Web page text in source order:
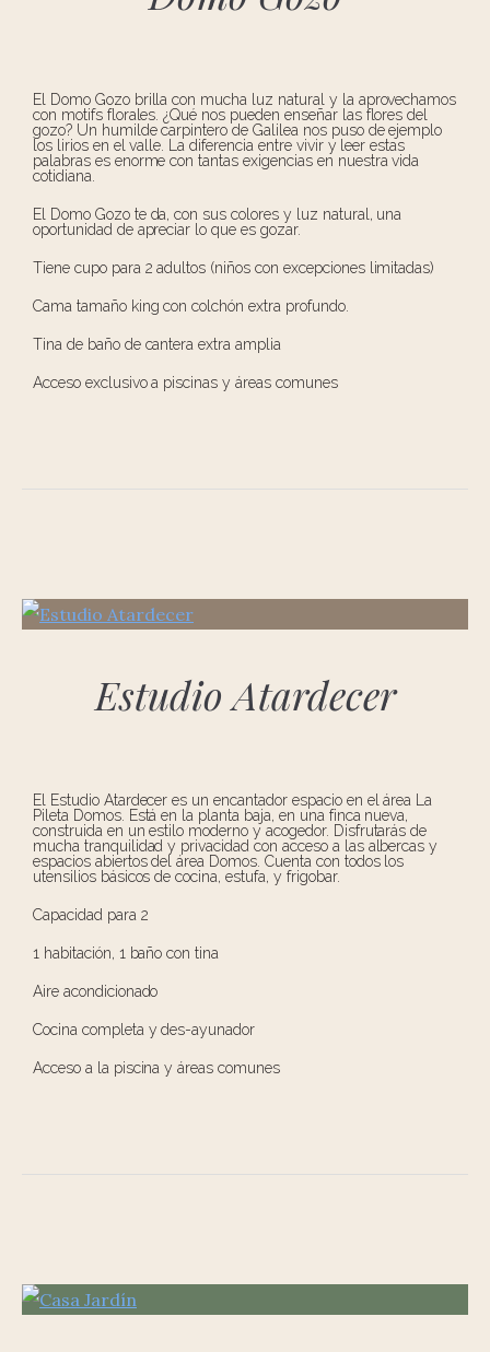
El Domo Gozo brilla con mucha luz natural y la aprovechamos
con motifs florales. ¿Qué nos pueden enseñar las flores del
gozo? Un humilde carpintero de Galilea nos puso de ejemplo
los lirios en el valle. La diferencia entre vivir y leer estas
palabras es enorme con tantas exigencias en nuestra vida
cotidiana.
El Domo Gozo te da, con sus colores y luz natural, una
oportunidad de apreciar lo que es gozar.
Tiene cupo para 2 adultos (niños con excepciones limitadas)
Cama tamaño king con colchón extra profundo.
Tina de baño de cantera extra amplia
Acceso exclusivo a piscinas y áreas comunes
Estudio Atardecer
El Estudio Atardecer es un encantador espacio en el área La
Pileta Domos. Está en la planta baja, en una finca nueva,
construida en un estilo moderno y acogedor. Disfrutarás de
mucha tranquilidad y privacidad con acceso a las albercas y
espacios abiertos del área Domos. Cuenta con todos los
utensilios básicos de cocina, estufa, y frigobar.
Capacidad para 2
1 habitación, 1 baño con tina
Aire acondicionado
Cocina completa y des-ayunador
Acceso a la piscina y áreas comunes